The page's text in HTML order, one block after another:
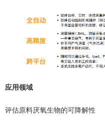
应⽤领域
评估原料厌氧生物的可降解性